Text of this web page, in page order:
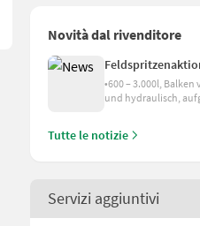
Novità dal rivenditore
•600 – 3.000l,
und hydraulisch,
Tutte le notizie
Servizi aggiuntivi